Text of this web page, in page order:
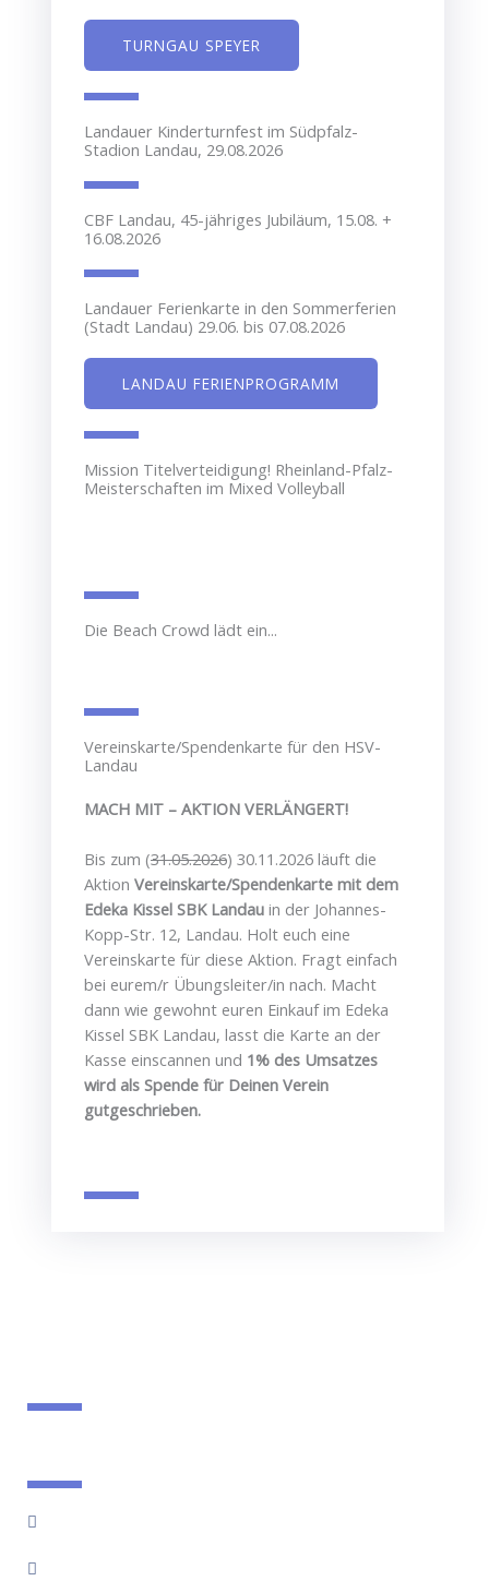
TURNGAU SPEYER
Landauer Kinderturnfest im Südpfalz-
Stadion Landau, 29.08.2026
CBF Landau, 45-jähriges Jubiläum, 15.08. +
16.08.2026
Landauer Ferienkarte in den Sommerferien
(Stadt Landau) 29.06. bis 07.08.2026
LANDAU FERIENPROGRAMM
Mission Titelverteidigung! Rheinland-Pfalz-
Meisterschaften im Mixed Volleyball
Die Beach Crowd lädt ein...
Vereinskarte/Spendenkarte für den HSV-
Landau
MACH MIT – AKTION VERLÄNGERT!
Bis zum (31.05.2026) 30.11.2026 läuft die
Aktion Vereinskarte/Spendenkarte mit dem
Edeka Kissel SBK Landau in der Johannes-
Kopp-Str. 12, Landau. Holt euch eine
Vereinskarte für diese Aktion. Fragt einfach
bei eurem/r Übungsleiter/in nach. Macht
dann wie gewohnt euren Einkauf im Edeka
Kissel SBK Landau, lasst die Karte an der
Kasse einscannen und 1% des Umsatzes
wird als Spende für Deinen Verein
gutgeschrieben.